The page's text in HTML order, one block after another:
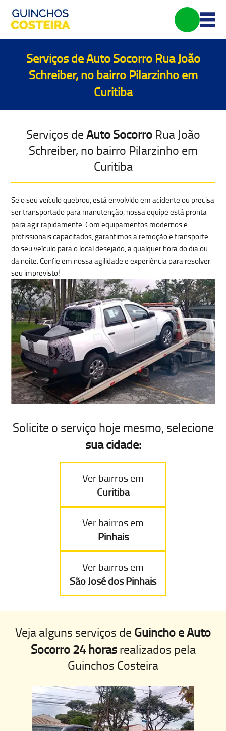
Serviços deAuto SocorroRua João
Schreiber, no bairro Pilarzinho em
Curitiba
Serviços deAuto SocorroRua João
Schreiber, no bairro Pilarzinho em
Curitiba
Se o seuveículo quebrou, está envolvido em acidente ou precisa
ser transportado para manutenção, nossa equipe está pronta
para agir rapidamente. Com equipamentos modernos e
profissionais capacitados, garantimos aremoção e transporte
do seu veículo para o local desejado, a qualquer hora do dia ou
da noite. Confie em nossa agilidade e experiência para resolver
seu imprevisto!
Solicite o serviço hoje mesmo, selecione
sua cidade:
Ver bairros em
Curitiba
Ver bairros em
Pinhais
Ver bairros em
São José dos Pinhais
Veja alguns serviços de Guincho e Auto
Socorro 24 horasrealizados pela
Guinchos Costeira